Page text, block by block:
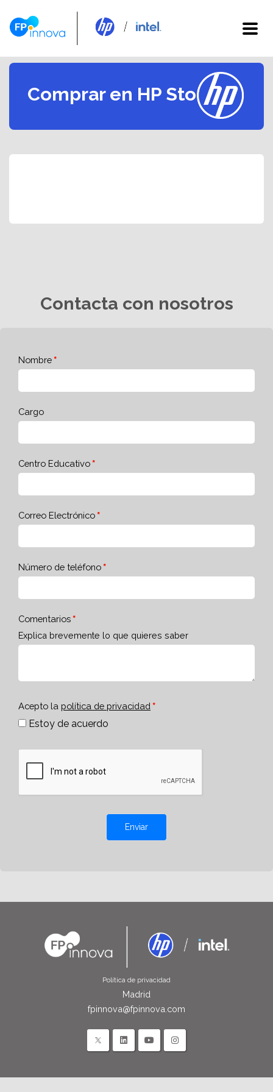
Comprar en HP Store
Contacta con nosotros
Nombre
Cargo
Centro Educativo
Correo Electrónico
Número de teléfono
Comentarios
Explica brevemente lo que quieres saber
Acepto la política de privacidad
Estoy de acuerdo
Enviar
Política de privacidad
Madrid
fpinnova@fpinnova.com